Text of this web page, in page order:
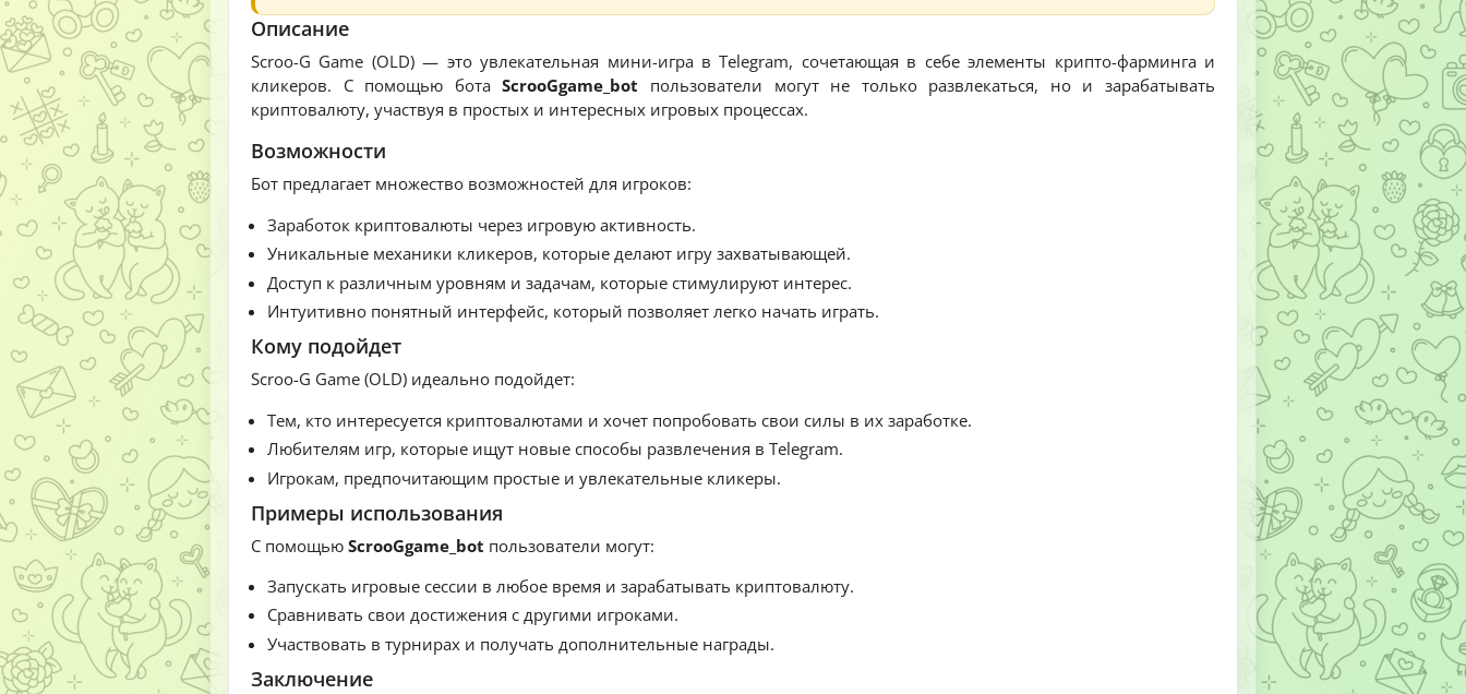
Описание
Scroo-G Game (OLD) — это увлекательная мини-игра в Telegram, сочетающая в себе элементы крипто-фарминга и
кликеров. С помощью ботаScrooGgame_bot пользователи могут не только развлекаться, но и зарабатывать
криптовалюту, участвуя в простых и интересных игровых процессах.
Возможности
Бот предлагает множество возможностей для игроков:
Заработок криптовалюты через игровую активность.
Уникальные механики кликеров, которые делают игру захватывающей.
Доступ к различным уровням и задачам, которые стимулируют интерес.
Интуитивно понятный интерфейс, который позволяет легко начать играть.
Кому подойдет
Scroo-G Game (OLD) идеально подойдет:
Тем, кто интересуется криптовалютами и хочет попробовать свои силы в их заработке.
Любителям игр, которые ищут новые способы развлечения в Telegram.
Игрокам, предпочитающим простые и увлекательные кликеры.
Примеры использования
С помощью ScrooGgame_bot пользователи могут:
Запускать игровые сессии в любое время и зарабатывать криптовалюту.
Сравнивать свои достижения с другими игроками.
Участвовать в турнирах и получать дополнительные награды.
Заключение